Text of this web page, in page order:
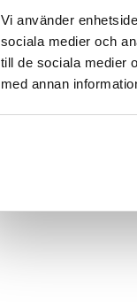
Vi använder
sociala medier och
till de sociala medier
med annan